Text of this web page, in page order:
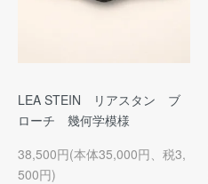
LEA STEIN リアスタン ブ
ローチ 幾何学模様
38,500円(本体35,000円、税3,
500円)